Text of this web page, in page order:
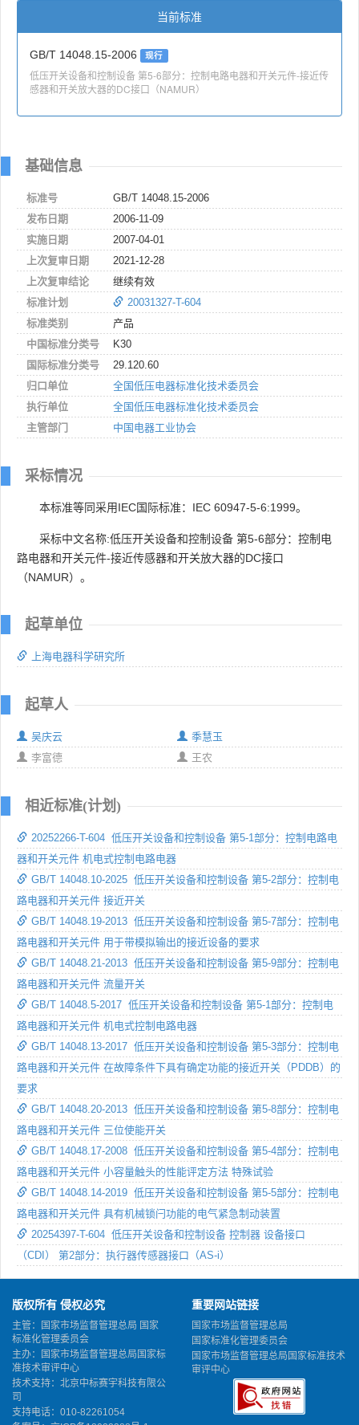
当前标准
GB/T 14048.15-2006 现行
低压开关设备和控制设备 第5-6部分：控制电路电器和开关元件-接近传
感器和开关放大器的DC接口（NAMUR）
基础信息
标准号
GB/T 14048.15-2006
发布日期
2006-11-09
实施日期
2007-04-01
上次复审日期
2021-12-28
上次复审结论
继续有效
标准计划
20031327-T-604
标准类别
产品
中国标准分类号
K30
国际标准分类号
29.120.60
归口单位
全国低压电器标准化技术委员会
执行单位
全国低压电器标准化技术委员会
主管部门
中国电器工业协会
采标情况
本标准等同采用IEC国际标准：IEC 60947-5-6:1999。
采标中文名称:低压开关设备和控制设备 第5-6部分：控制电
路电器和开关元件-接近传感器和开关放大器的DC接口
（NAMUR）。
起草单位
上海电器科学研究所
起草人
吴庆云
季慧玉
李富德
王农
相近标准(计划)
20252266-T-604 低压开关设备和控制设备 第5-1部分：控制电路电
器和开关元件 机电式控制电路电器
GB/T 14048.10-2025 低压开关设备和控制设备 第5-2部分：控制电
路电器和开关元件 接近开关
GB/T 14048.19-2013 低压开关设备和控制设备 第5-7部分：控制电
路电器和开关元件 用于带模拟输出的接近设备的要求
GB/T 14048.21-2013 低压开关设备和控制设备 第5-9部分：控制电
路电器和开关元件 流量开关
GB/T 14048.5-2017 低压开关设备和控制设备 第5-1部分：控制电
路电器和开关元件 机电式控制电路电器
GB/T 14048.13-2017 低压开关设备和控制设备 第5-3部分：控制电
路电器和开关元件 在故障条件下具有确定功能的接近开关（PDDB）的
要求
GB/T 14048.20-2013 低压开关设备和控制设备 第5-8部分：控制电
路电器和开关元件 三位使能开关
GB/T 14048.17-2008 低压开关设备和控制设备 第5-4部分：控制电
路电器和开关元件 小容量触头的性能评定方法 特殊试验
GB/T 14048.14-2019 低压开关设备和控制设备 第5-5部分：控制电
路电器和开关元件 具有机械锁闩功能的电气紧急制动装置
20254397-T-604 低压开关设备和控制设备 控制器 设备接口
（CDI） 第2部分：执行器传感器接口（AS-i）
版权所有 侵权必究
主管：国家市场监督管理总局 国家
标准化管理委员会
主办：国家市场监督管理总局国家标
准技术审评中心
技术支持：北京中标赛宇科技有限公
司
支持电话：010-82261054
重要网站链接
国家市场监督管理总局
国家标准化管理委员会
国家市场监督管理总局国家标准技术
审评中心